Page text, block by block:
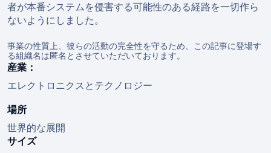
者が本番システムを侵害する可能性のある経路を一切作ら
ないようにしました。
事業の性質上、彼らの活動の完全性を守るため、この記事に登場す
る組織名は匿名とさせていただいております。
産業：
エレクトロニクスとテクノロジー
場所
世界的な展開
サイズ